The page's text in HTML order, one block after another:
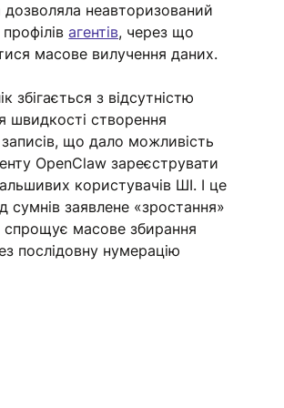
дозволяла неавторизований
агентів, через що
масове вилучення даних.
збігається з відсутністю
швидкості створення
записів, що дало можливість
OpenClaw зареєструвати
користувачів ШІ. І це
сумнів заявлене «зростання»
спрощує масове збирання
послідовну нумерацію